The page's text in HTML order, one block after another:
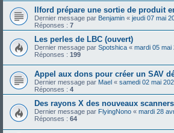
Ilford prépare une sortie de produit
Dernier message par Benjamin « jeudi 07 mai
Réponses : 7
Les perles de LBC (ouvert)
Dernier message par Spotshica « mardi 05 mai
Réponses : 199
Appel aux dons pour créer un SAV
Dernier message par Mael « samedi 02 mai
Réponses : 4
Des rayons X des nouveaux
Dernier message par FlyingNono « mardi 28
Réponses : 64